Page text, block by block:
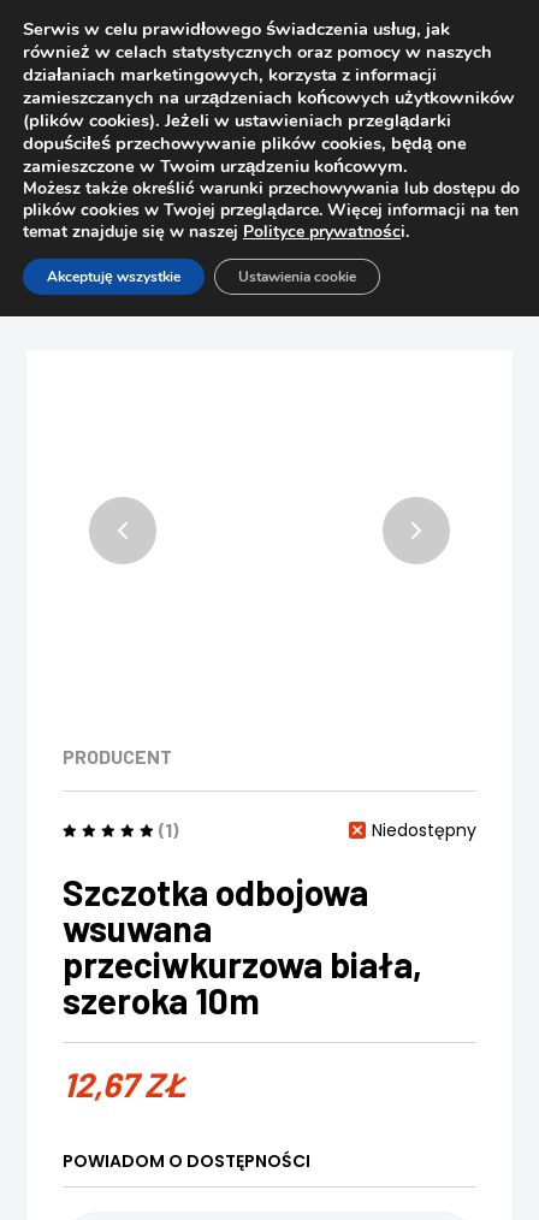
Strona główna Sklep
Allegro
Szczotka odbojowa wsuwana przeciwkurzowa biała,
PRODUCENT
(1) Niedostępny
Szczotka odbojowa
wsuwana
przeciwkurzowa biała,
szeroka 10m
12,67ZŁ
POWIADOM O DOSTĘPNOŚCI
Serwis w celu prawidłowego świadczenia usług, jak
również w celach statystycznych oraz pomocy w naszych
działaniach marketingowych, korzysta z informacji
zamieszczanych na urządzeniach końcowych użytkowników
(plików cookies). Jeżeli w ustawieniach przeglądarki
dopuściłeś przechowywanie plików cookies, będą one
zamieszczone w Twoim urządzeniu końcowym.
Możesz także określić warunki przechowywania lub dostępu do
plików cookies w Twojej przeglądarce. Więcej informacji na ten
temat znajduje się w naszej Polityce prywatności.
Akceptuję wszystkie Ustawienia cookie